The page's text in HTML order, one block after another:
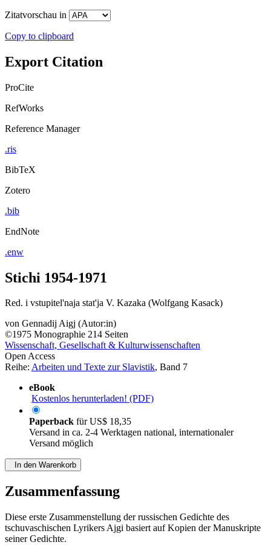
Zitatvorschau in
Copy to clipboard
Export Citation
ProCite
RefWorks
Reference Manager
.ris
BibTeX
Zotero
.bib
EndNote
.enw
Stichi 1954-1971
Red. i vstupitel'naja stat'ja V. Kazaka (Wolfgang Kasack)
von Gennadij Aigj (Autor:in)
©1975 Monographie 214 Seiten
Wissenschaft, Gesellschaft & Kulturwissenschaften
Open Access
Reihe: Arbeiten und Texte zur Slavistik, Band 7
eBook
Kostenlos herunterladen! (PDF)
Paperback fürUS$ 18,35
Versand in ca. 2-4 Werktagen national, internationaler
Versand möglich
In den Warenkorb
Zusammenfassung
Diese erste Zusammenstellung der russischen Gedichte des
tschuvaschischen Lyrikers Ajgi basiert auf Kopien der Manuskripte
seiner Gedichte.